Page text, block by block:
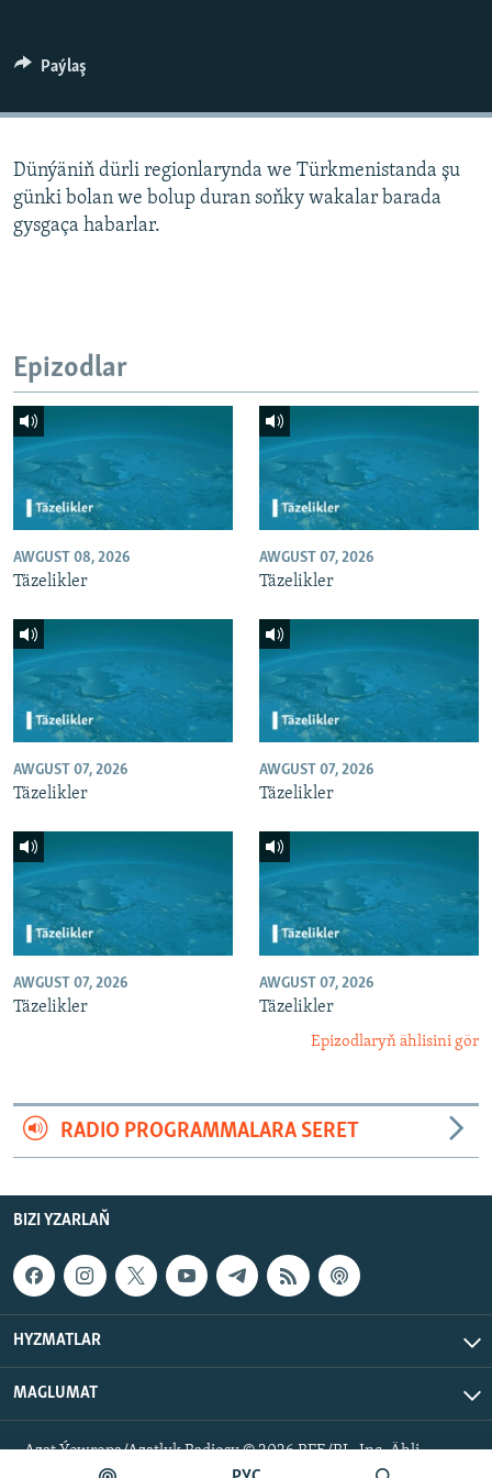
Paýlaş
Dünýäniň dürli regionlarynda we Türkmenistanda şu
günki bolan we bolup duran soňky wakalar barada
gysgaça habarlar.
Epizodlar
AWGUST 08, 2026
Täzelikler
AWGUST 07, 2026
Täzelikler
AWGUST 07, 2026
Täzelikler
AWGUST 07, 2026
Täzelikler
AWGUST 07, 2026
Täzelikler
AWGUST 07, 2026
Täzelikler
Epizodlaryň ählisini gör
RADIO PROGRAMMALARA SERET
BIZI YZARLAŇ
HYZMATLAR
MAGLUMAT
Azat Ýewropa/Azatlyk Radiosy © 2026 RFE/RL, Inc. Ähli
hukuklar goralan.